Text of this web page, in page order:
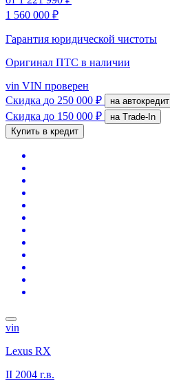
1 560 000 ₽
Гарантия юридической чистоты
Оригинал ПТС в наличии
vin VIN проверен
Скидка до 250 000 ₽ на автокредит
Скидка до 150 000 ₽
на Trade-In
Купить в кредит
vin
Lexus RX
II 2004 г.в.